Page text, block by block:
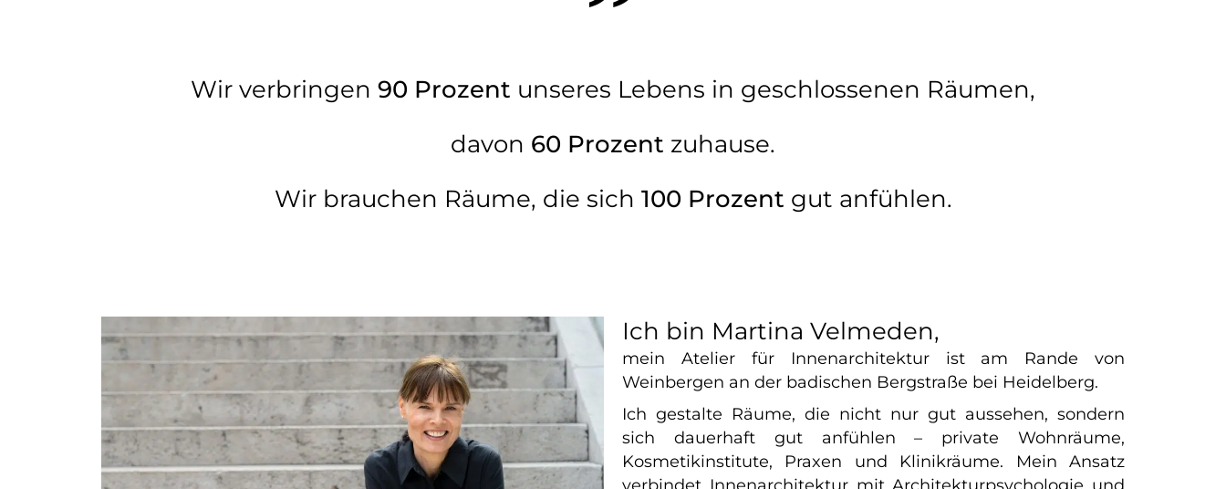
Wir verbringen 90 Prozent unseres Lebens in geschlossenen Räumen,
davon 60 Prozent zuhause.
Wir brauchen Räume, die sich 100 Prozent gut anfühlen.
Ich bin Martina Velmeden,
mein Atelier für Innenarchitektur ist am Rande von
Weinbergen an der badischen Bergstraße bei Heidelberg.
Ich gestalte Räume, die nicht nur gut aussehen, sondern
sich dauerhaft gut anfühlen – private Wohnräume,
Kosmetikinstitute, Praxen und Klinikräume. Mein Ansatz